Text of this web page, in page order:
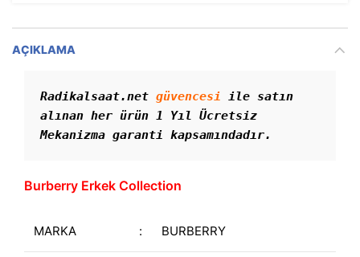
AÇIKLAMA
Radikalsaat.net güvencesi ile satın
alınan her ürün 1 Yıl Ücretsiz
Mekanizma garanti kapsamındadır.
Burberry Erkek Collection
MARKA : BURBERRY